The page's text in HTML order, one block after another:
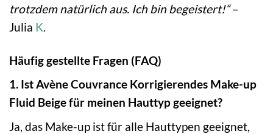
trotzdem natürlich aus. Ich bin begeistert!“–
Julia K.
Häufig gestellte Fragen (FAQ)
1. Ist Avène Couvrance Korrigierendes Make-up
Fluid Beige für meinen Hauttyp geeignet?
Ja, das Make-up ist für alle Hauttypen geeignet,